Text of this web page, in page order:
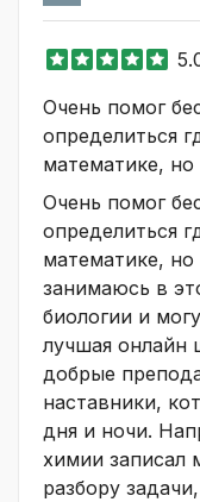
Очень помог
определиться
математике,
Очень помог
определиться
математике,
занимаюсь в
биологии и
лучшая
добрые
наставники,
дня и ночи.
химии записал
разбору